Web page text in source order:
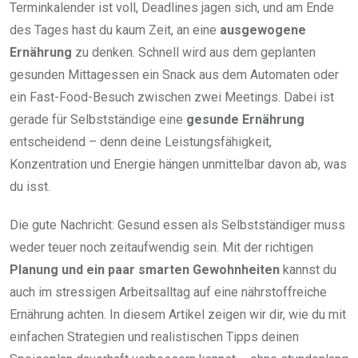
Terminkalender ist voll, Deadlines jagen sich, und am Ende
des Tages hast du kaum Zeit, an eine ausgewogene
Ernährung zu denken. Schnell wird aus dem geplanten
gesunden Mittagessen ein Snack aus dem Automaten oder
ein Fast-Food-Besuch zwischen zwei Meetings. Dabei ist
gerade für Selbstständige eine gesunde Ernährung
entscheidend – denn deine Leistungsfähigkeit,
Konzentration und Energie hängen unmittelbar davon ab, was
du isst.
Die gute Nachricht: Gesund essen als Selbstständiger muss
weder teuer noch zeitaufwendig sein. Mit der richtigen
Planung und ein paar smarten Gewohnheiten kannst du
auch im stressigen Arbeitsalltag auf eine nährstoffreiche
Ernährung achten. In diesem Artikel zeigen wir dir, wie du mit
einfachen Strategien und realistischen Tipps deinen